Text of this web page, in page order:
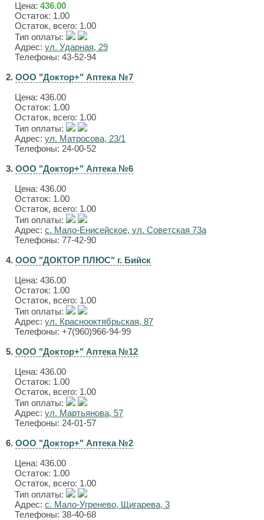
Цена: 436.00
Остаток: 1.00
Остаток, всего: 1.00
Тип оплаты:
Адрес: ул. Ударная, 29
Телефоны: 43-52-94
2. ООО "Доктор+" Аптека №7
Цена: 436.00
Остаток: 1.00
Остаток, всего: 1.00
Тип оплаты:
Адрес: ул. Матросова, 23/1
Телефоны: 24-00-52
3. ООО "Доктор+" Аптека №6
Цена: 436.00
Остаток: 1.00
Остаток, всего: 1.00
Тип оплаты:
Адрес: с. Мало-Енисейское, ул. Советская 73а
Телефоны: 77-42-90
4. ООО "ДОКТОР ПЛЮС" г. Бийск
Цена: 436.00
Остаток: 1.00
Остаток, всего: 1.00
Тип оплаты:
Адрес: ул. Краснооктябрьская, 87
Телефоны: +7(960)966-94-99
5. ООО "Доктор+" Аптека №12
Цена: 436.00
Остаток: 1.00
Остаток, всего: 1.00
Тип оплаты:
Адрес: ул. Мартьянова, 57
Телефоны: 24-01-57
6. ООО "Доктор+" Аптека №2
Цена: 436.00
Остаток: 1.00
Остаток, всего: 1.00
Тип оплаты:
Адрес: с. Мало-Угренево, Щигарева, 3
Телефоны: 38-40-68